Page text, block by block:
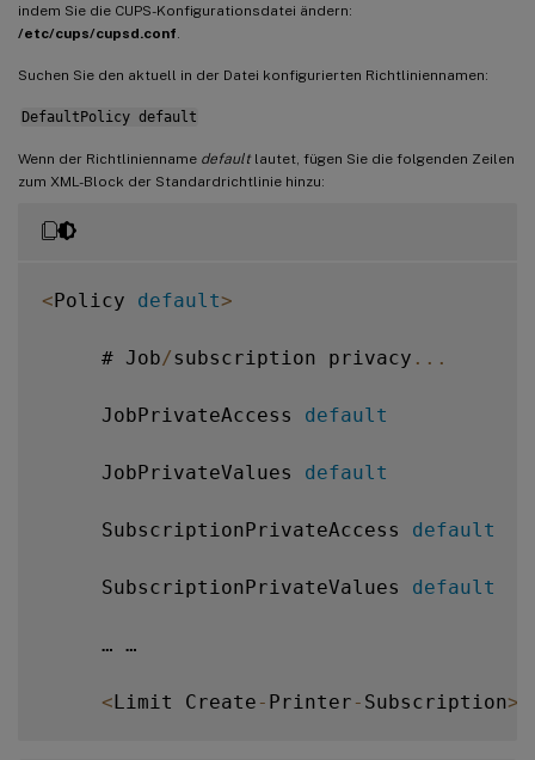
indem Sie die CUPS-Konfigurationsdatei ändern:
/etc/cups/cupsd.conf
Suchen Sie den aktuell in der Datei konfigurierten Richtliniennamen:
DefaultPolicy default
Wenn der Richtlinienname defaultlautet, fügen Sie die folgenden Zeilen
zum XML-Block der Standardrichtlinie hinzu:
<Policy default>
     # Job
/subscription privacy ...
     JobPrivateAccess
default
     JobPrivateValues
default
     SubscriptionPrivateAccess
default
     SubscriptionPrivateValues
default
     … …
<Limit Create - Printer - Subscription>